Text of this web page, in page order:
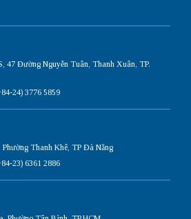
47 Đường Nguyễn Tuân, Thanh Xuân, TP.
24) 3776 5859
Phường Thanh Khê, TP Đà Nẵng
23) 6361 2886